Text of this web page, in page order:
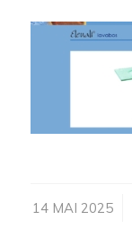
14 MAI 2025
/